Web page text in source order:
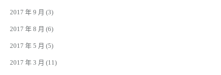
2017 年 9 月 (3)
2017 年 8 月 (6)
2017 年 5 月 (5)
2017 年 3 月 (11)